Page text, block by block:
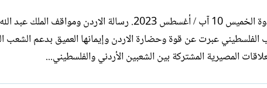
بقلم : سري القدوة الخميس 10 آب / أغسطس 2023. رسالة
الفلسطيني عبرت عن قوة وحضارة الاردن وإيمانها العميق بدعم
المصيرية المشتركة بين الشعبين الأردني والفلسطيني...